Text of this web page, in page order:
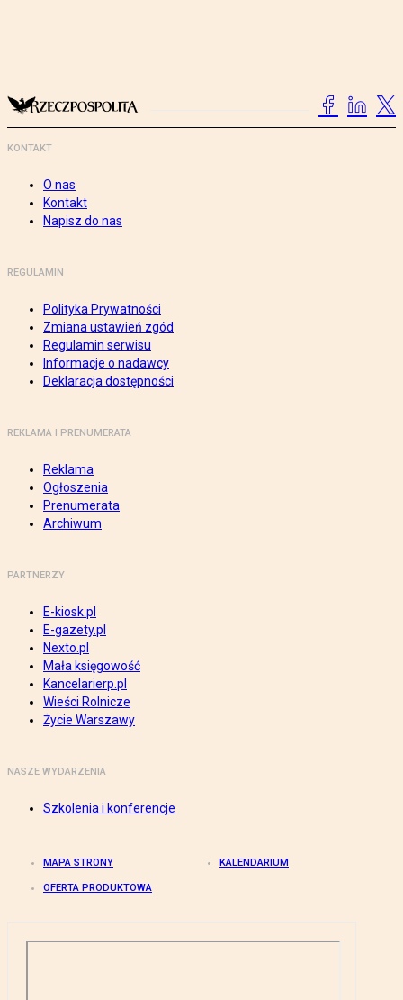
KONTAKT
O nas
Kontakt
Napisz do nas
REGULAMIN
Polityka Prywatności
Zmiana ustawień zgód
Regulamin serwisu
Informacje o nadawcy
Deklaracja dostępności
REKLAMA I PRENUMERATA
Reklama
Ogłoszenia
Prenumerata
Archiwum
PARTNERZY
E-kiosk.pl
E-gazety.pl
Nexto.pl
Mała księgowość
Kancelarierp.pl
Wieści Rolnicze
Życie Warszawy
NASZE WYDARZENIA
Szkolenia i konferencje
MAPA STRONY KALENDARIUM
OFERTA PRODUKTOWA